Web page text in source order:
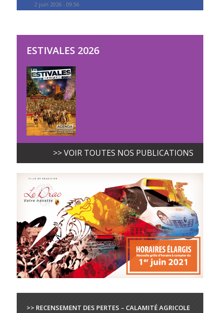
2 juin 2026 - 09:56
ESTIVALES 2026
>> VOIR TOUTES NOS PUBLICATIONS
>> RECENSEMENT DES PERTES – CALAMITÉ AGRICOLE